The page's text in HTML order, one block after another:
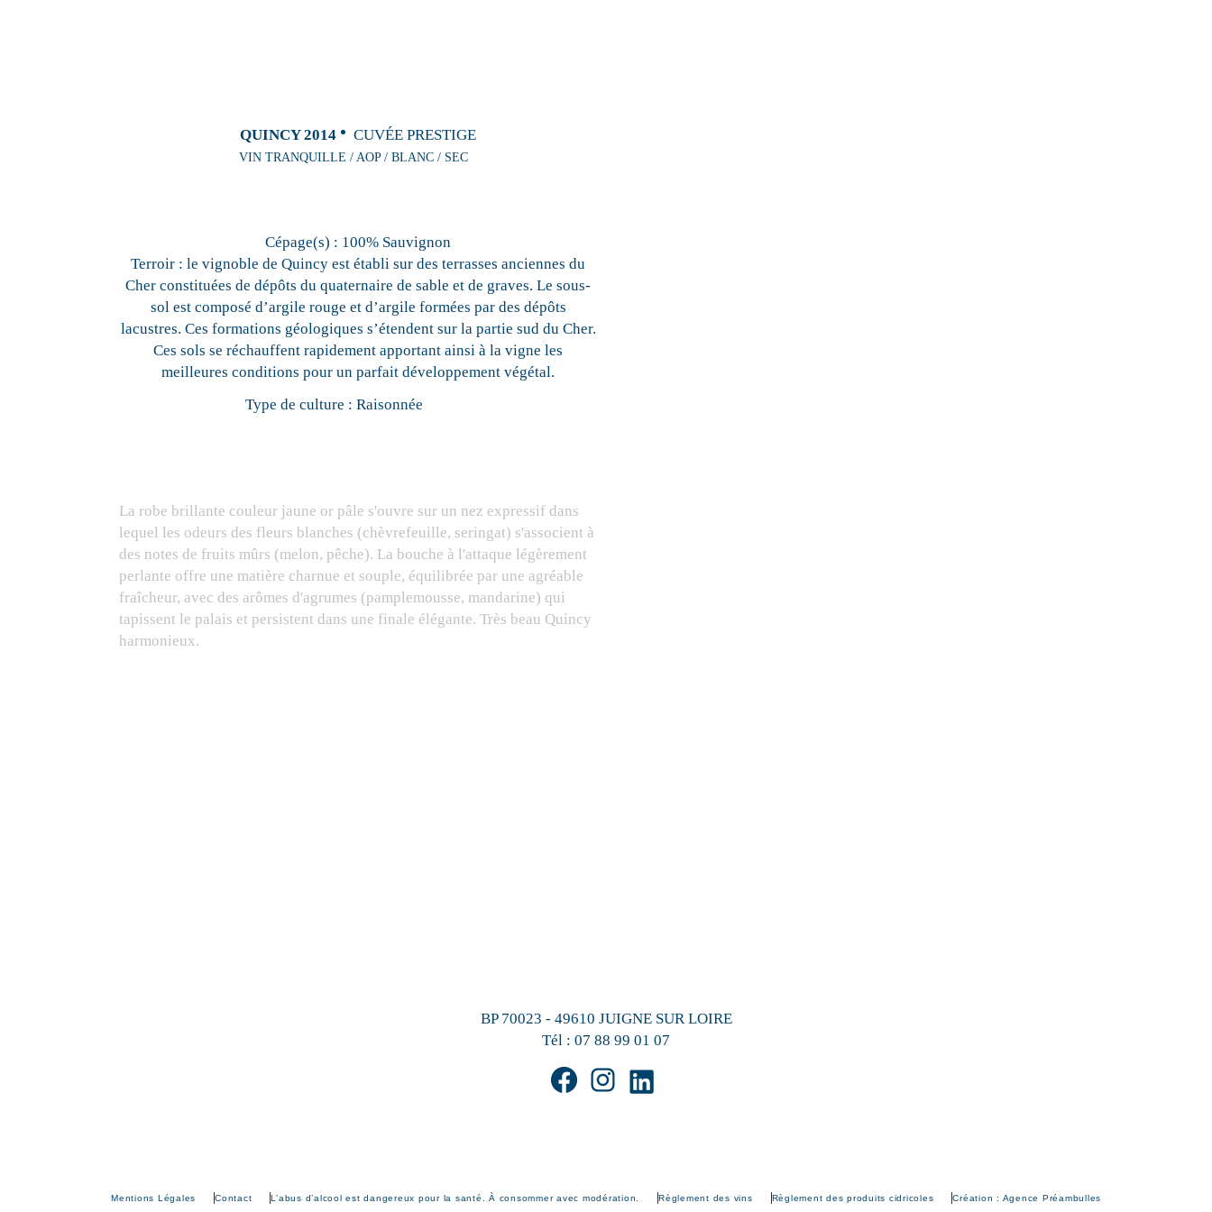
QUINCY 2014 CUVÉE PRESTIGE
VIN TRANQUILLE / AOP / BLANC / SEC
Cépage(s) : 100% Sauvignon
Terroir : le vignoble de Quincy est établi sur des terrasses anciennes du
Cher constituées de dépôts du quaternaire de sable et de graves. Le sous-
sol est composé d’argile rouge et d’argile formées par des dépôts
lacustres. Ces formations géologiques s’étendent sur la partie sud du Cher.
Ces sols se réchauffent rapidement apportant ainsi à la vigne les
meilleures conditions pour un parfait développement végétal.
Type de culture : Raisonnée
La robe brillante couleur jaune or pâle s'ouvre sur un nez expressif dans
lequel les odeurs des fleurs blanches (chèvrefeuille, seringat) s'associent à
des notes de fruits mûrs (melon, pêche). La bouche à l'attaque légèrement
perlante offre une matière charnue et souple, équilibrée par une agréable
fraîcheur, avec des arômes d'agrumes (pamplemousse, mandarine) qui
tapissent le palais et persistent dans une finale élégante. Très beau Quincy
harmonieux.
BP 70023 - 49610 JUIGNE SUR LOIRE
Tél : 07 88 99 01 07
Mentions Légales Contact L’abus d’alcool est dangereux pour la santé. À consommer avec modération. Règlement des vins Règlement des produits cidricoles Création : Agence Préambulles